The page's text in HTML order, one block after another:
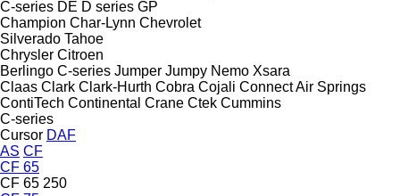
C-series DE D series GP
Champion Char-Lynn Chevrolet
Silverado Tahoe
Chrysler Citroen
Berlingo C-series Jumper Jumpy Nemo Xsara
Claas Clark Clark-Hurth Cobra Cojali Connect Air Springs
ContiTech Continental Crane Ctek Cummins
C-series
Cursor DAF
AS CF
CF 65
CF 65 250